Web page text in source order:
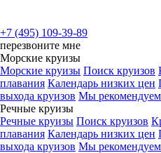
+7 (495) 109-39-89
перезвоните мне
Морские круизы
Морские круизы Поиск круизов
плавания Календарь низких цен
выхода круизов Мы рекомендуем
Речные круизы
Речные круизы Поиск круизов
плавания Календарь низких цен
выхода круизов Мы рекомендуем